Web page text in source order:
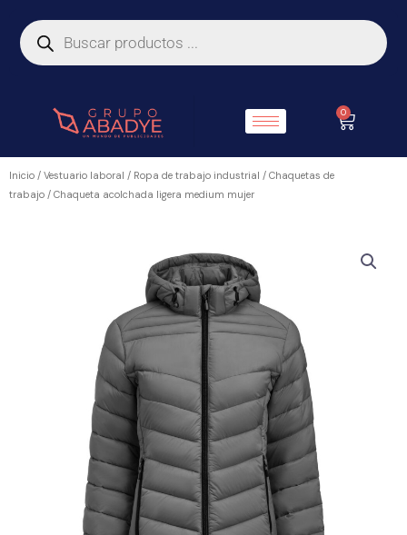
contenido
de
productos
0
Carrito
Inicio / Vestuario laboral / Ropa de trabajo industrial / Chaquetas de
trabajo / Chaqueta acolchada ligera medium mujer